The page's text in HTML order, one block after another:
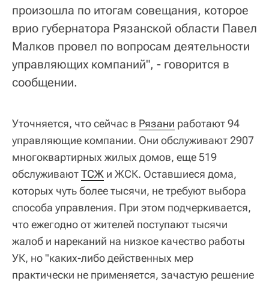
произошла по итогам совещания, которое
врио губернатора Рязанской области Павел
Малков провел по вопросам деятельности
управляющих компаний", - говорится в
сообщении.
Уточняется, что сейчас в Рязани работают 94
управляющие компании. Они обслуживают 2907
многоквартирных жилых домов, еще 519
обслуживаютТСЖ и ЖСК. Оставшиеся дома,
которых чуть более тысячи, не требуют выбора
способа управления. При этом подчеркивается,
что ежегодно от жителей поступают тысячи
жалоб и нареканий на низкое качество работы
УК, но "каких-либо действенных мер
практически не применяется, зачастую решение